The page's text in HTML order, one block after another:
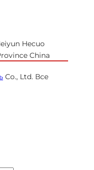
Hecuo
China
Co., Ltd. Все